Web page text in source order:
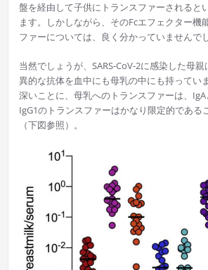
盤を経由して子供にトランスファーされると
ます。しかしながら、そのFcエフェクター機
ファーについては、良く分かっていませんでし
当然でしょうが、SARS-CoV-2に感染した母親
異的な抗体を血中にも母乳の中にも持ってい
深いことに、母乳へのトランスファーは、IgA
IgG1のトランスファーはかなり限定的である
（下図参照）。